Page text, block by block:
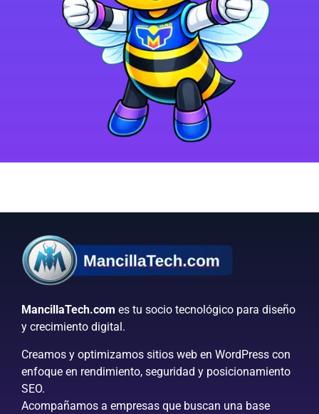
MancillaTech.com es tu socio tecnológico para diseño
y crecimiento digital.
Creamos y optimizamos sitios web en WordPress con
enfoque en rendimiento, seguridad y posicionamiento
SEO.
Acompañamos a empresas que buscan una base